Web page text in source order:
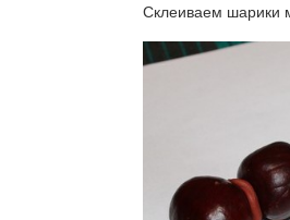
Склеиваем шарики